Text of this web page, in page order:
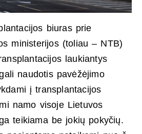
biuras prie
ministerijos (toliau – NTB)
laukiantys
naudotis pavėžėjimo
į transplantacijos
namo visoje Lietuvos
teikiama be jokių pokyčių.